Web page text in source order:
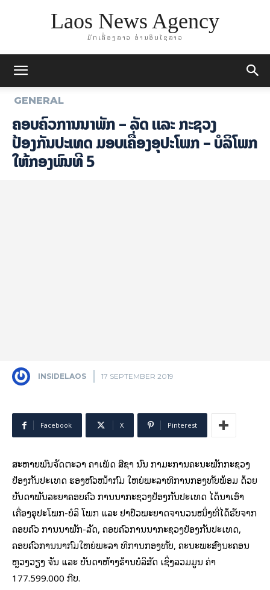
Laos News Agency
ມັກເລື່ອງລາວ ອ່ານອິນໄຊລາວ
GENERAL
ຄອບຄົວການນຳພັກ – ລັດ ແລະ ກະຊວງ
ປ້ອງກັນປະເທດ ມອບເຄື່ອງອຸປະໂພກ – ບໍລິໂພກ
ໃຫ້ກອງພົນທີ 5
INSIDELAOS 17 SEPTEMBER 2019
Facebook X Pinterest
ສະຫາຍພົນຈັດຕະວາ ຄໍາເພັດ ສີຊາ ນົນ ກໍາມະການຄະນະພັກກະຊວງ
ປ້ອງກັນປະເທດ ຮອງຫົວໜ້າກົມ ໃຫຍ່ພະລາທິການກອງທັບພ້ອມ ດ້ວຍ
ບັນດາພັນລະຍາຄອບຄົວ ການນໍາກະຊວງປ້ອງກັນປະເທດ ໄດ້ນຳເອົາ
ເຄື່ອງອຸປະໂພກ-ບໍລິ ໂພກ ແລະ ຢາປົວພະຍາດຈຳນວນໜຶ່ງທີ່ໄດ້ຮັບຈາກ
ຄອບຄົວ ການນຳພັກ-ລັດ, ຄອບຄົວການນຳກະຊວງປ້ອງກັນປະເທດ,
ຄອບຄົວການນໍາກົມໃຫຍ່ພະລາ ທິການກອງທັບ, ຄະນະພະສົງນະຄອນ
ຫຼວງວຽງ ຈັນ ແລະ ບັນດາຫ້າງຮ້ານບໍລິສັດ ເຊິ່ງລວມມູນ ຄ່າ
177.599.000 ກີບ.